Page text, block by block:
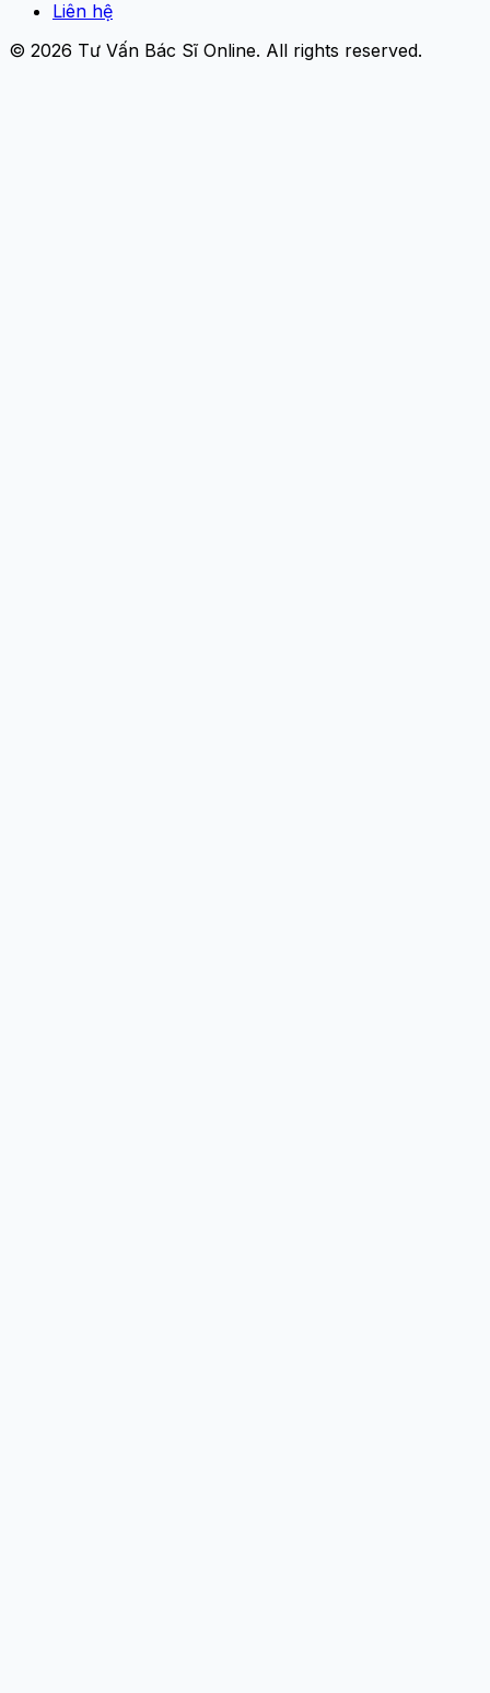
Liên hệ
© 2026 Tư Vấn Bác Sĩ Online. All rights reserved.